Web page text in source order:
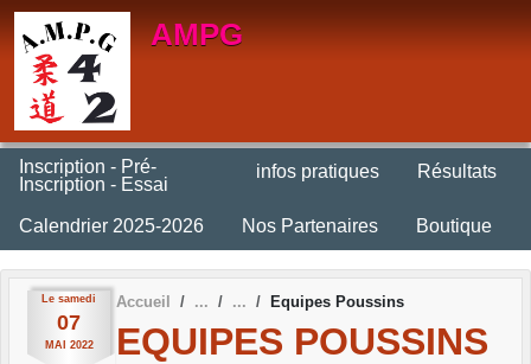
AMPG
Inscription - Pré-
Inscription - Essai
infos pratiques Résultats
Calendrier 2025-2026 Nos Partenaires Boutique
Le samedi
07
MAI 2022
Accueil Equipes Poussins
EQUIPES POUSSINS
Panneau de gestion des cookies